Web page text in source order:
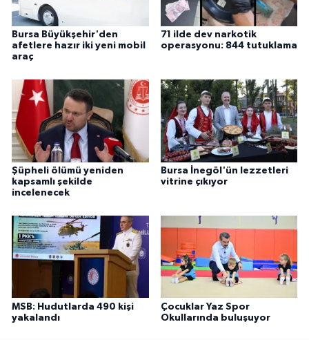
Bursa Büyükşehir'den
afetlere hazır iki yeni mobil
araç
71 ilde dev narkotik
operasyonu: 844 tutuklama
Şüpheli ölümü yeniden
kapsamlı şekilde
incelenecek
Bursa İnegöl'ün lezzetleri
vitrine çıkıyor
MSB: Hudutlarda 490 kişi
yakalandı
Çocuklar Yaz Spor
Okullarında buluşuyor